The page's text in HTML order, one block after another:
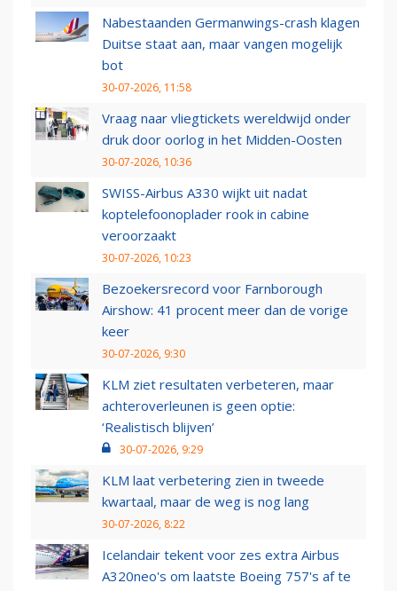
Nabestaanden Germanwings-crash klagen
Duitse staat aan, maar vangen mogelijk
bot
30-07-2026, 11:58
Vraag naar vliegtickets wereldwijd onder
druk door oorlog in het Midden-Oosten
30-07-2026, 10:36
SWISS-Airbus A330 wijkt uit nadat
koptelefoonoplader rook in cabine
veroorzaakt
30-07-2026, 10:23
Bezoekersrecord voor Farnborough
Airshow: 41 procent meer dan de vorige
keer
30-07-2026, 9:30
KLM ziet resultaten verbeteren, maar
achteroverleunen is geen optie:
‘Realistisch blijven’
30-07-2026, 9:29
KLM laat verbetering zien in tweede
kwartaal, maar de weg is nog lang
30-07-2026, 8:22
Icelandair tekent voor zes extra Airbus
A320neo's om laatste Boeing 757's af te